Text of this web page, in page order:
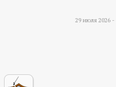
29 июля 2026 -